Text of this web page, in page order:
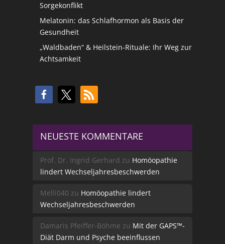
Sorgekonflikt
Melatonin: das Schlafhormon als Basis der
Gesundheit
„Waldbaden“ & Heilstein-Rituale: Ihr Weg zur
Achtsamkeit
NEUESTE KOMMENTARE
Prof. Dr. Ingrid Gerhard zu Homöopathie
lindert Wechseljahresbeschwerden
Melli040 zu Homöopathie lindert
Wechseljahresbeschwerden
Damaris Pfeiffer-Böhme zu Mit der GAPS™-
Diät Darm und Psyche beeinflussen